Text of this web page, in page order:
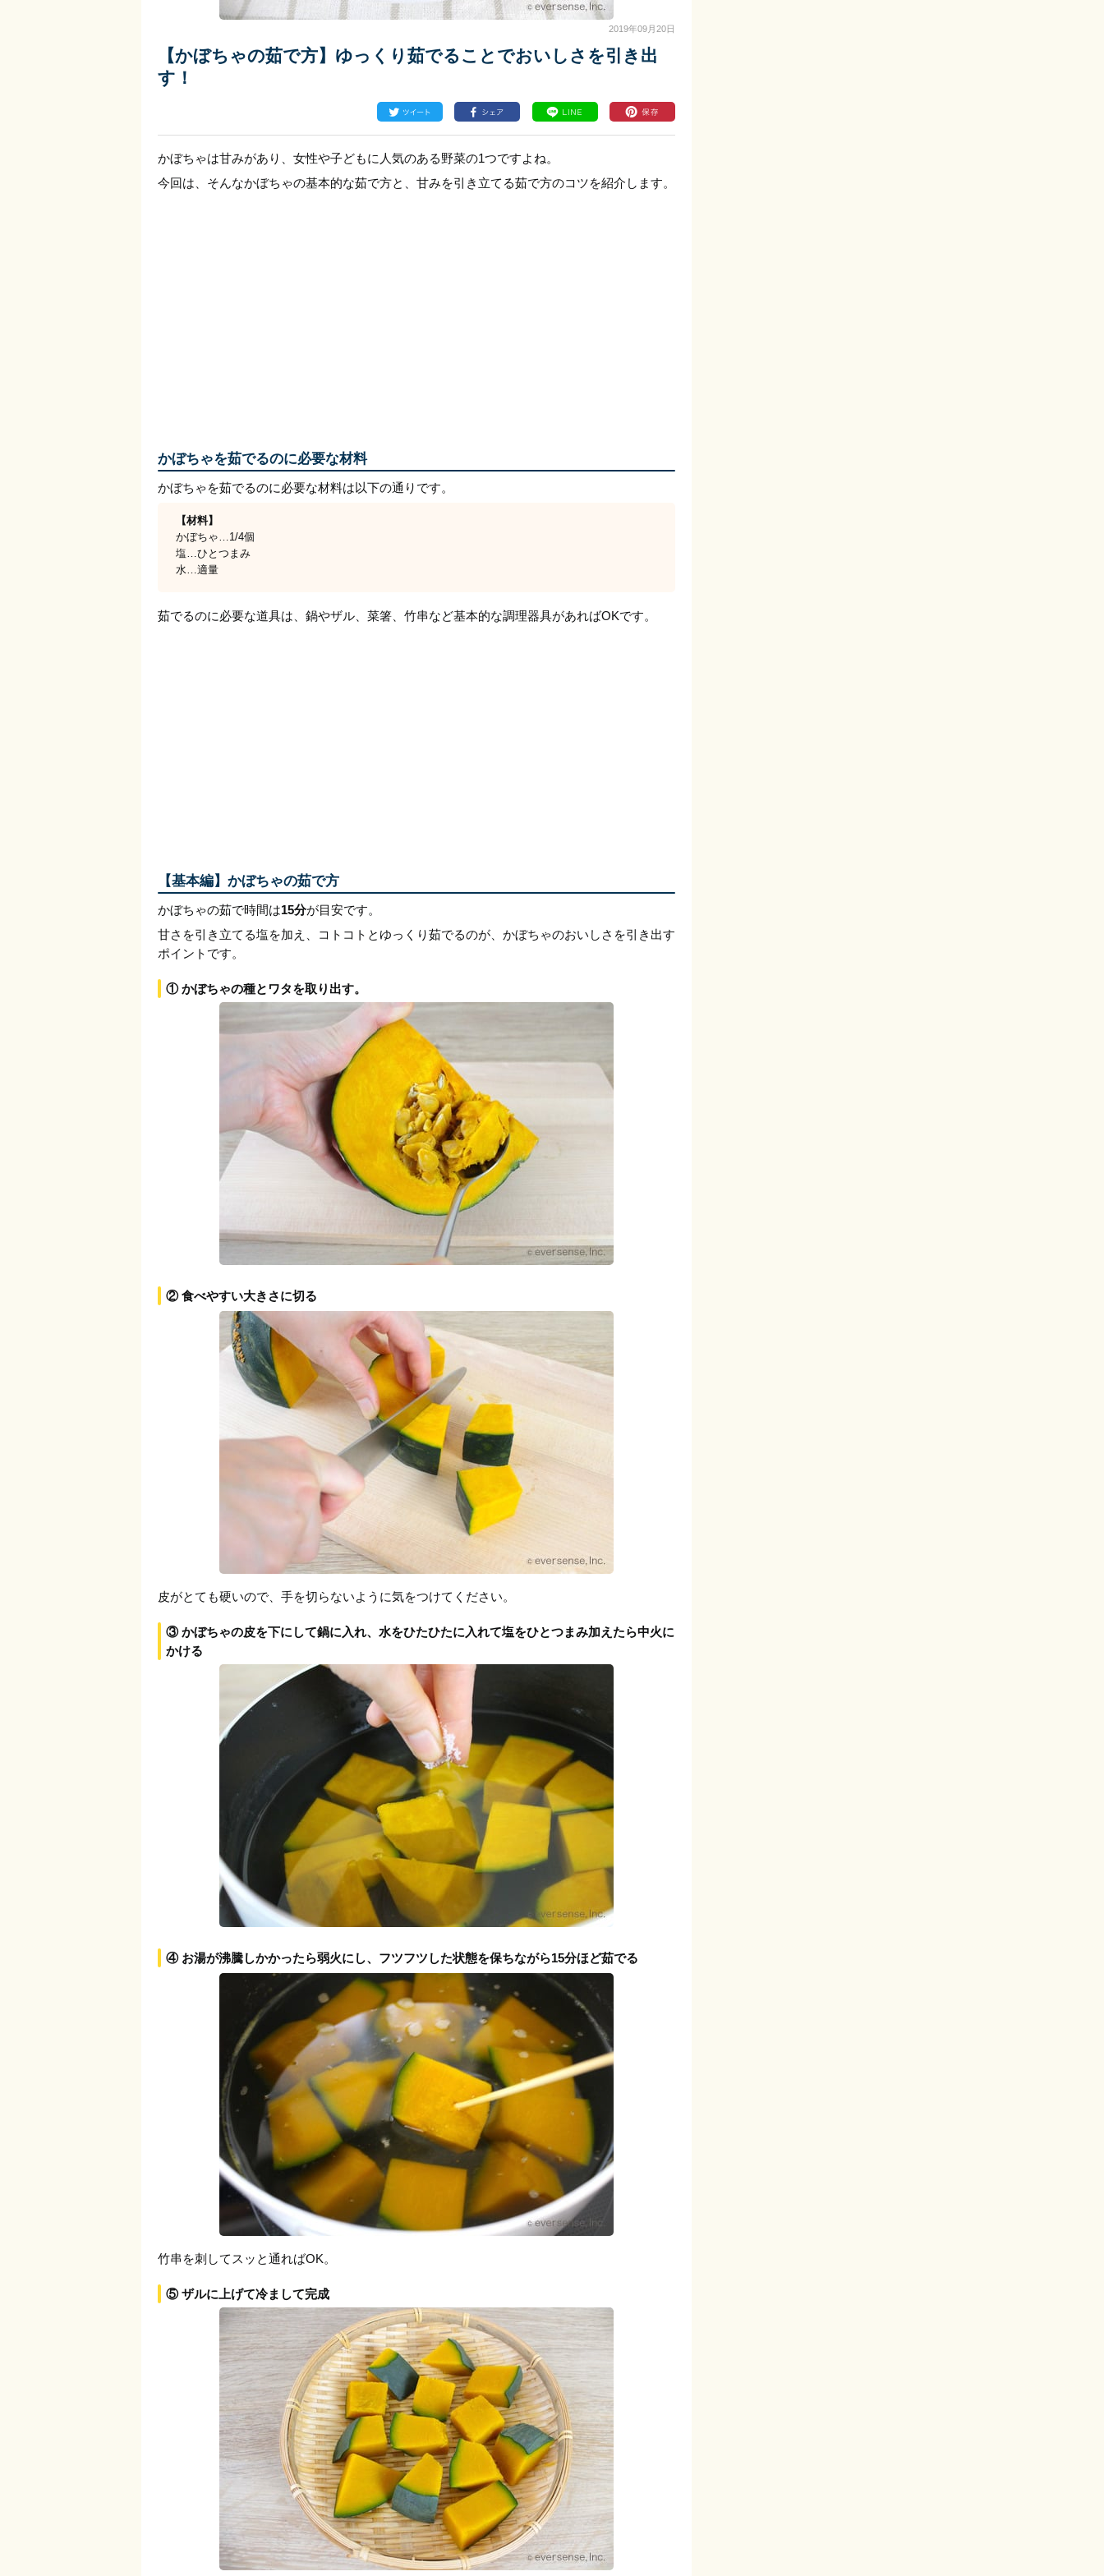
2019年09月20日
【かぼちゃの茹で方】ゆっくり茹でることでおいしさを引き出
す！
かぼちゃは甘みがあり、女性や子どもに人気のある野菜の1つですよね。
今回は、そんなかぼちゃの基本的な茹で方と、甘みを引き立てる茹で方のコツを紹介します。
かぼちゃを茹でるのに必要な材料
かぼちゃを茹でるのに必要な材料は以下の通りです。
【材料】
かぼちゃ…1/4個
塩…ひとつまみ
水…適量
茹でるのに必要な道具は、鍋やザル、菜箸、竹串など基本的な調理器具があればOKです。
【基本編】かぼちゃの茹で方
かぼちゃの茹で時間は15分が目安です。
甘さを引き立てる塩を加え、コトコトとゆっくり茹でるのが、かぼちゃのおいしさを引き出す
ポイントです。
① かぼちゃの種とワタを取り出す。
② 食べやすい大きさに切る
皮がとても硬いので、手を切らないように気をつけてください。
③ かぼちゃの皮を下にして鍋に入れ、水をひたひたに入れて塩をひとつまみ加えたら中火に
かける
④ お湯が沸騰しかかったら弱火にし、フツフツした状態を保ちながら15分ほど茹でる
竹串を刺してスッと通ればOK。
⑤ ザルに上げて冷まして完成